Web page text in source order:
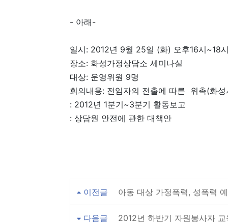
- 아래-
일시: 2012년 9월 25일 (화) 오후16시~18
장소: 화성가정상담소 세미나실
대상: 운영위원 9명
회의내용: 전임자의 전출에 따른 위촉(화
: 2012년 1분기~3분기 활동보고
: 상담원 안전에 관한 대책안
이전글 아동 대상 가정폭력, 성폭력
다음글 2012년 하반기 자원봉사자